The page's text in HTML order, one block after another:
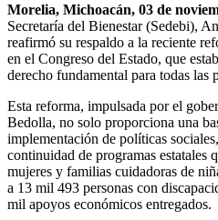
Morelia, Michoacán, 03 de
Secretaría del Bienestar (Sedebi),
reafirmó su respaldo a la reciente
en el Congreso del Estado, que
derecho fundamental para todas las
Esta reforma, impulsada por el
Bedolla, no solo proporciona una
implementación de políticas
continuidad de programas estatales
mujeres y familias cuidadoras de
a 13 mil 493 personas con
mil apoyos económicos entregados.